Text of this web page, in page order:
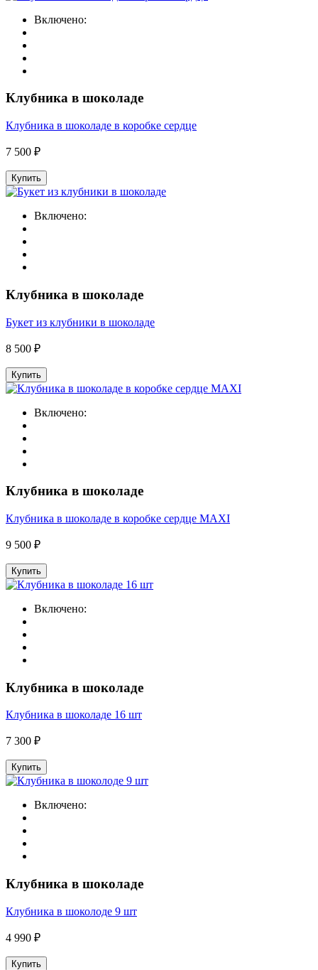
Включено:
Клубника в шоколаде
Клубника в шоколаде в коробке сердце
7 500 ₽
Купить
Включено:
Клубника в шоколаде
Букет из клубники в шоколаде
8 500 ₽
Купить
Включено:
Клубника в шоколаде
Клубника в шоколаде в коробке сердце MAXI
9 500 ₽
Купить
Включено:
Клубника в шоколаде
Клубника в шоколаде 16 шт
7 300 ₽
Купить
Включено:
Клубника в шоколаде
Клубника в шоколоде 9 шт
4 990 ₽
Купить